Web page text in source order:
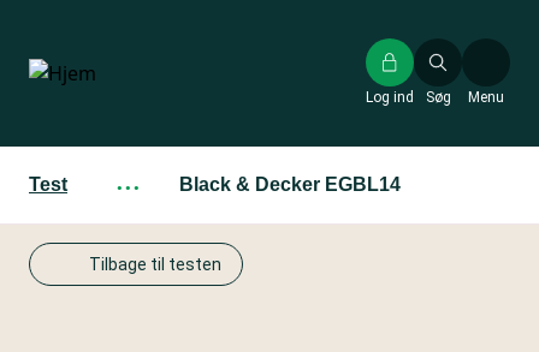
hovedindhold
Søg
Log ind Menu
Test ··· Black & Decker EGBL14
Tilbage til testen